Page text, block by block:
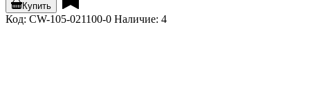
Купить
Код: CW-105-021100-0 Наличие: 4